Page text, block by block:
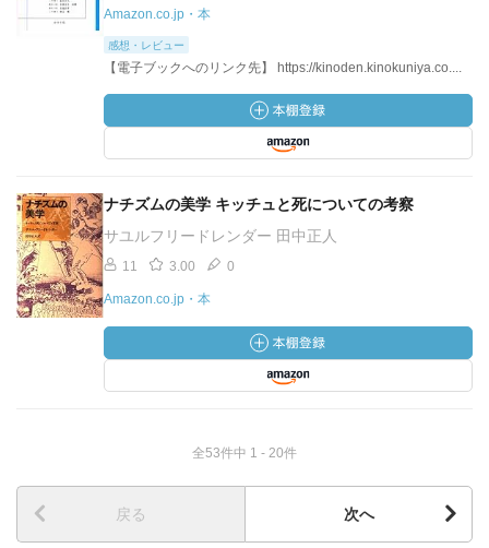
Amazon.co.jp・本
感想・レビュー
【電子ブックへのリンク先】 https://kinoden.kinokuniya.co....
ナチズムの美学 キッチュと死についての考察
サユルフリードレンダー 田中正人
11 3.00 0
Amazon.co.jp・本
全53件中 1 - 20件
戻る 次へ